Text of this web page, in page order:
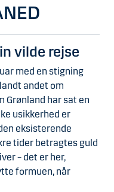
vilde rejse
med en stigning
andet om
Grønland har sat en
usikkerhed er
eksisterende
tider betragtes guld
– det er her,
formuen, når